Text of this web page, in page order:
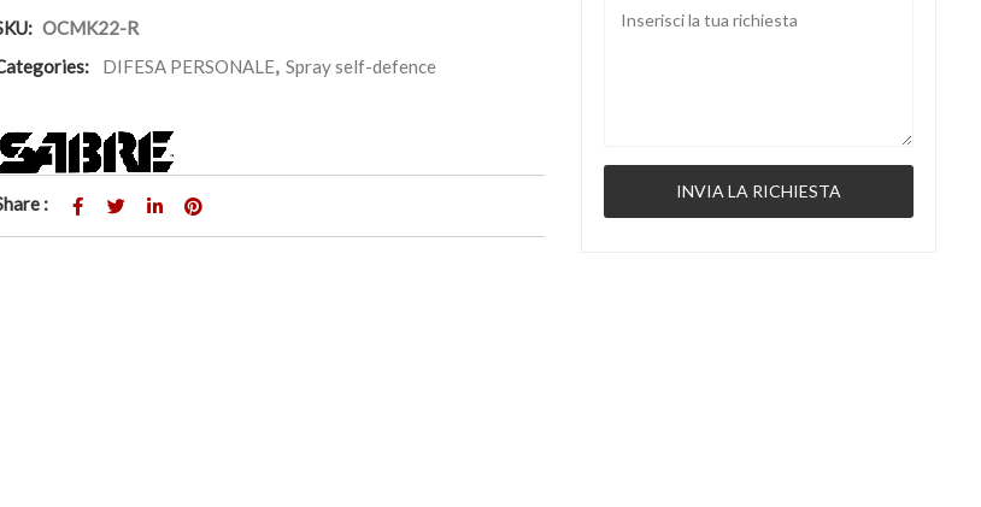
OCMK22-R
DIFESA PERSONALE, Spray self-defence
: